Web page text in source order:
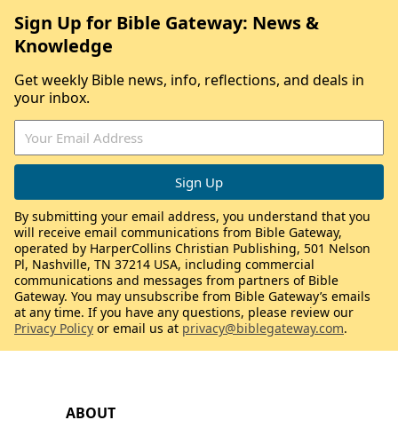
ABOUT
Sign Up for Bible Gateway: News &
Knowledge
Get weekly Bible news, info, reflections, and deals in
your inbox.
By submitting your email address, you understand that you
will receive email communications from Bible Gateway,
operated by HarperCollins Christian Publishing, 501 Nelson
Pl, Nashville, TN 37214 USA, including commercial
communications and messages from partners of Bible
Gateway. You may unsubscribe from Bible Gateway’s emails
at any time. If you have any questions, please review our
Privacy Policy or email us at privacy@biblegateway.com.